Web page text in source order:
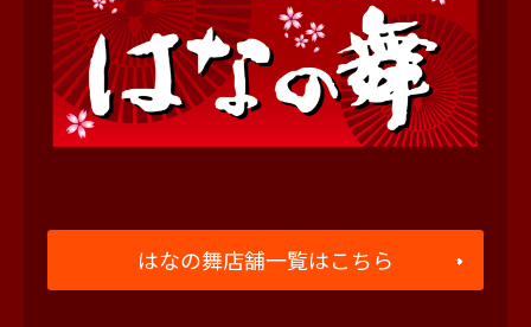
はなの舞店舗一覧はこちら